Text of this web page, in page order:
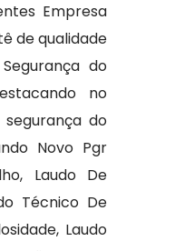
Empresa
de qualidade
do
no
do
Novo Pgr
Laudo De
Técnico De
Laudo